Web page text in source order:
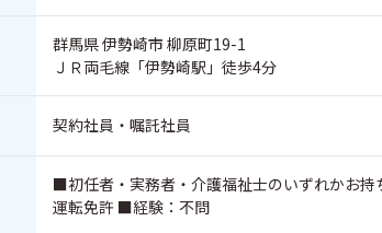
群馬県 伊勢崎市 柳原町19-1
ＪＲ両毛線「伊勢崎駅」徒歩4分
契約社員・嘱託社員
■初任者・実務者・介護福祉士のいずれかお
運転免許 ■経験：不問